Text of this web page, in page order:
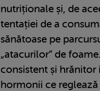
nutriționale și, de
tentației de a
sănătoase pe
„atacurilor” de
consistent și
hormonii ce